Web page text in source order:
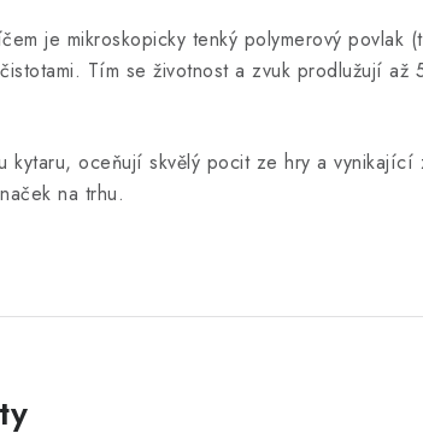
je mikroskopicky tenký polymerový povlak
Tím se životnost a zvuk prodlužují až
kytaru, oceňují skvělý pocit ze hry a vynikající
na trhu.